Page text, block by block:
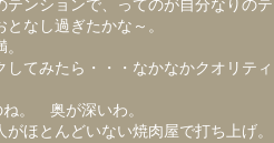
テンションで、ってのが自分なりの
なし過ぎたかな～。
してみたら・・・なかなかクオリテ
ね。 奥が深いわ。
ほとんどいない焼肉屋で打ち上げ。